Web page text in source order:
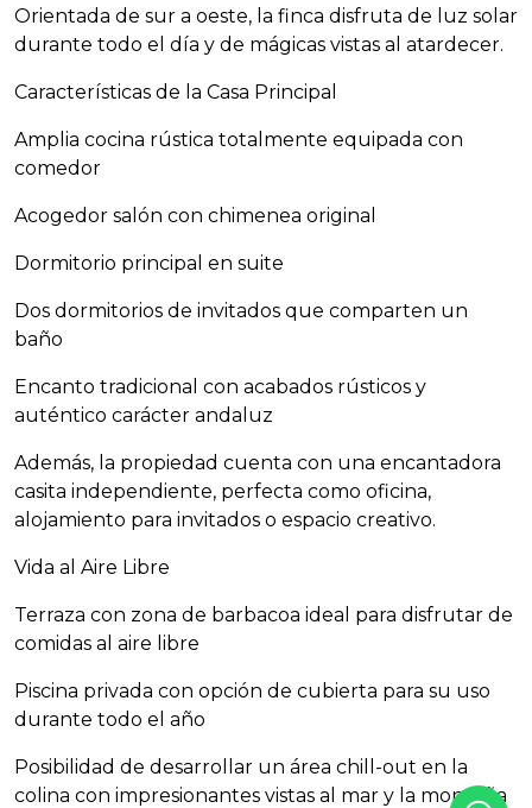
Orientada de sur a oeste, la finca disfruta de luz solar
durante todo el día y de mágicas vistas al atardecer.
Características de la Casa Principal
Amplia cocina rústica totalmente equipada con
comedor
Acogedor salón con chimenea original
Dormitorio principal en suite
Dos dormitorios de invitados que comparten un
baño
Encanto tradicional con acabados rústicos y
auténtico carácter andaluz
Además, la propiedad cuenta con una encantadora
casita independiente, perfecta como oficina,
alojamiento para invitados o espacio creativo.
Vida al Aire Libre
Terraza con zona de barbacoa ideal para disfrutar de
comidas al aire libre
Piscina privada con opción de cubierta para su uso
durante todo el año
Posibilidad de desarrollar un área chill-out en la
colina con impresionantes vistas al mar y la montaña